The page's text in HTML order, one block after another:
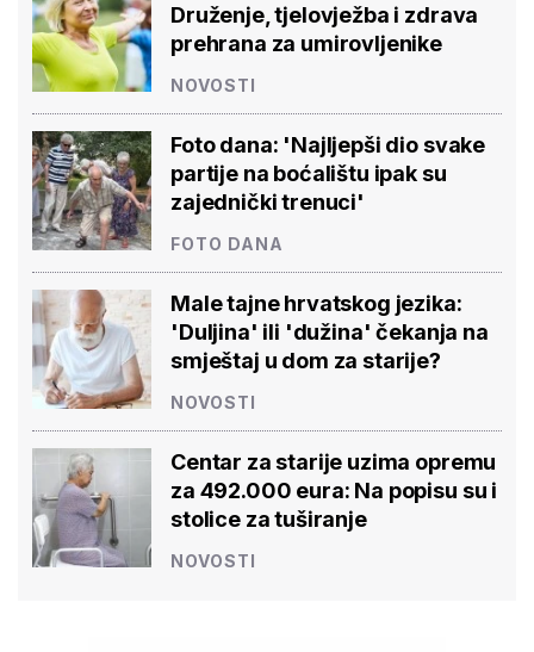
Druženje, tjelovježba i zdrava
prehrana za umirovljenike
NOVOSTI
Foto dana: 'Najljepši dio svake
partije na boćalištu ipak su
zajednički trenuci'
FOTO DANA
Male tajne hrvatskog jezika:
'Duljina' ili 'dužina' čekanja na
smještaj u dom za starije?
NOVOSTI
Centar za starije uzima opremu
za 492.000 eura: Na popisu su i
stolice za tuširanje
NOVOSTI